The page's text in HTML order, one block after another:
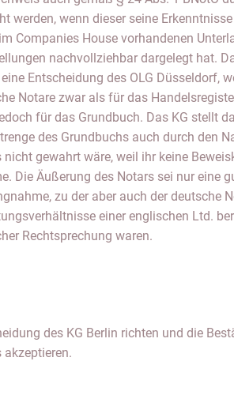
werden, wenn dieser seine
Companies House vorhandenen
nachvollziehbar dargelegt hat.
Entscheidung des OLG Düsseldorf,
Notare zwar als für das
für das Grundbuch. Das KG stellt
des Grundbuchs auch durch den
nicht gewahrt wäre, weil ihr keine
Die Äußerung des Notars sei nur eine
zu der aber auch der deutsche
einer englischen Ltd.
Rechtsprechung waren.
akzeptieren.